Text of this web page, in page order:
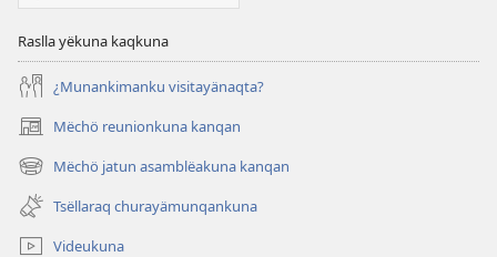
Raslla yëkuna kaqkuna
¿Munankimanku visitayänaqta?
Mëchö reunionkuna kanqan
(abre
una
nueva
ventana)
Mëchö jatun asamblëakuna kanqan
(abre
una
nueva
ventana)
Tsëllaraq churayämunqankuna
Videukuna